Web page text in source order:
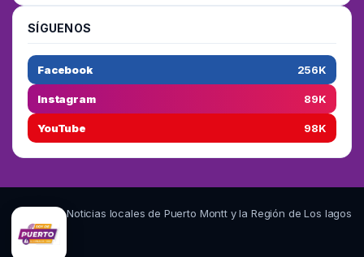
SÍGUENOS
Facebook 256K
Instagram 89K
YouTube 98K
Noticias locales de Puerto Montt y la Región de Los lagos